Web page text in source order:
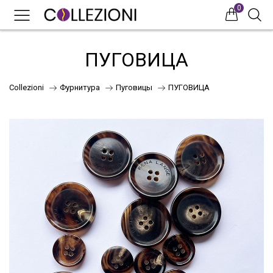
0
НОВИНКИ
ПУГОВИЦА
Collezioni Фурнитура Пуговицы ПУГОВИЦА